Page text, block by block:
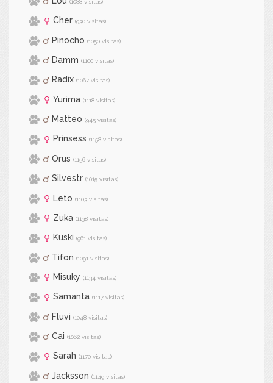
(1088 visitas)
Cher (930 visitas)
Pinocho (1050 visitas)
Damm (1100 visitas)
Radix (1067 visitas)
Yurima (1118 visitas)
Matteo (945 visitas)
Prinsess (1158 visitas)
Orus (1156 visitas)
Silvestr (1015 visitas)
Leto (1103 visitas)
Zuka (1138 visitas)
Kuski (961 visitas)
Tifon (1091 visitas)
Misuky (1134 visitas)
Samanta (1117 visitas)
Fluvi (1048 visitas)
Cai (1062 visitas)
Sarah (1170 visitas)
Jacksson (1149 visitas)